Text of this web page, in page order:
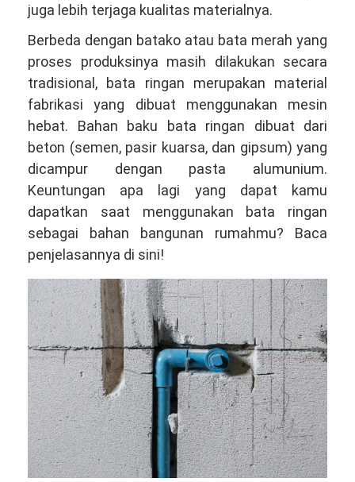
juga lebih terjaga kualitas materialnya.
Berbeda dengan batako atau bata merah yang
proses produksinya masih dilakukan secara
tradisional, bata ringan merupakan material
fabrikasi yang dibuat menggunakan mesin
hebat. Bahan baku bata ringan dibuat dari
beton (semen, pasir kuarsa, dan gipsum) yang
dicampur dengan pasta alumunium.
Keuntungan apa lagi yang dapat kamu
dapatkan saat menggunakan bata ringan
sebagai bahan bangunan rumahmu? Baca
penjelasannya di sini!